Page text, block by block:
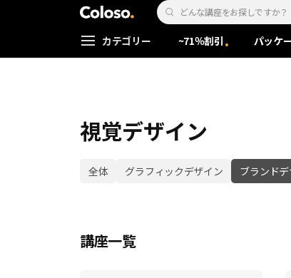
Coloso. | コロソ.
Search Input
Coloso Menu
カテゴリー ~71％割引 パッケ
視覚デザイン
category tag list全体 グラフィックデザイン ブランド
講座一覧